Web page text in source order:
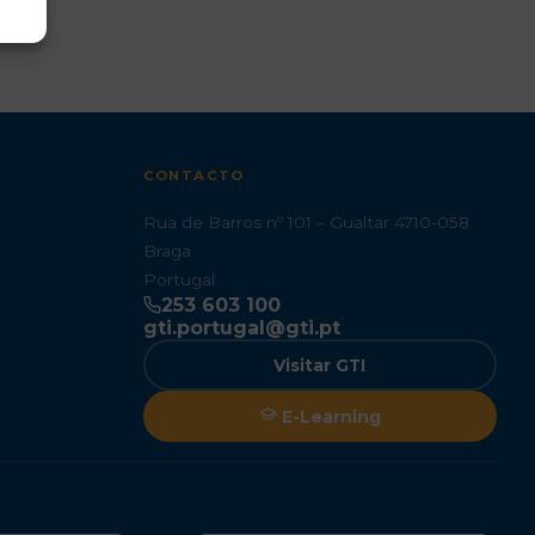
CONTACTO
Rua de Barros nº 101 – Gualtar 4710-058
Braga
Portugal
253 603 100
gti.portugal@gti.pt
Visitar GTI
E-Learning